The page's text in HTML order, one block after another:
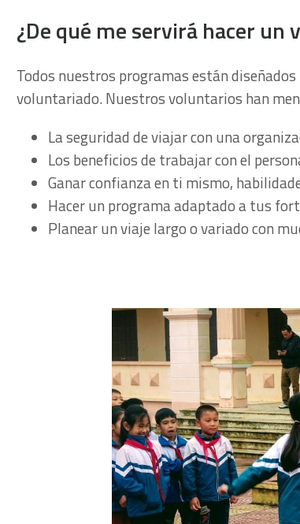
¿De qué me servirá hacer
Todos nuestros programas están
voluntariado. Nuestros voluntarios han
La seguridad de viajar con una
Los beneficios de trabajar con el
Ganar confianza en ti mismo,
Hacer un programa adaptado a tus
Planear un viaje largo o variado con